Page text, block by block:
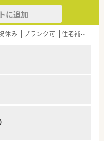
に追加
休み ブランク可 住宅補助(手当)あり